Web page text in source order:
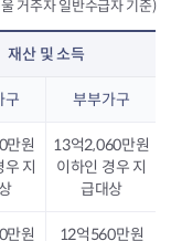
거주자 일반수급자 기준)
재산 및 소득
구 부부가구
만원
우 지
13억2,060만원
이하인 경우 지
급대상
만원
12억560만원